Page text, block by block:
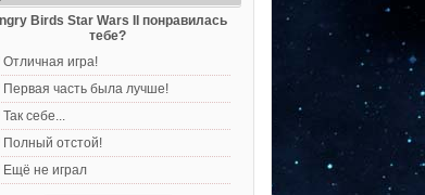
Birds Star Wars II понравилась
тебе?
Отличная игра!
Первая часть была лучше!
Так себе...
Полный отстой!
Ещё не играл